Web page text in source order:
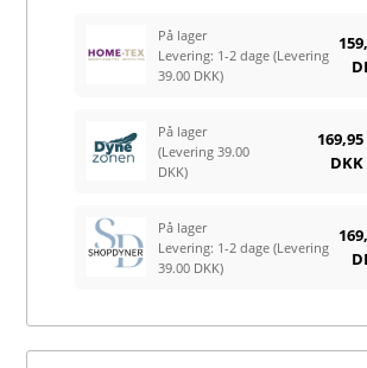
På lager
Levering: 1-2 dage(Levering
39.00 DKK)
På lager
(Levering 39.00
DKK)
169,95
DKK
På lager
Levering: 1-2 dage(Levering
39.00 DKK)